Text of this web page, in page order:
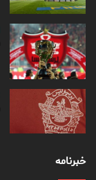
خبرنامه